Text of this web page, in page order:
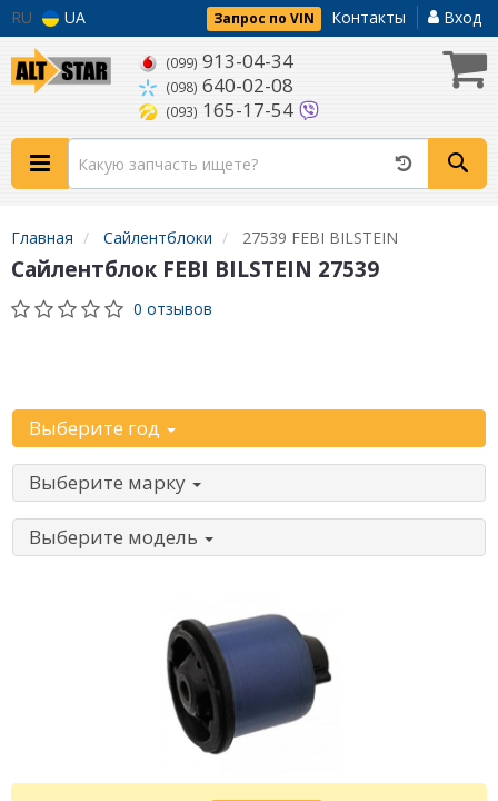
RU UA Запрос по VIN Контакты Вход
(099) 913-04-34
(098) 640-02-08
(093) 165-17-54
Главная Сайлентблоки 27539 FEBI BILSTEIN
Сайлентблок FEBI BILSTEIN 27539
0 отзывов
Выберите год
Выберите марку
Выберите модель